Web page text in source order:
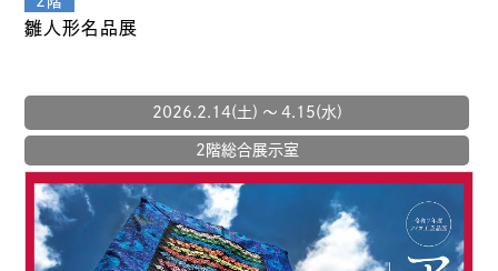
雛人形名品展
2026.2.14(土) 〜 4.15(水)
2階総合展示室